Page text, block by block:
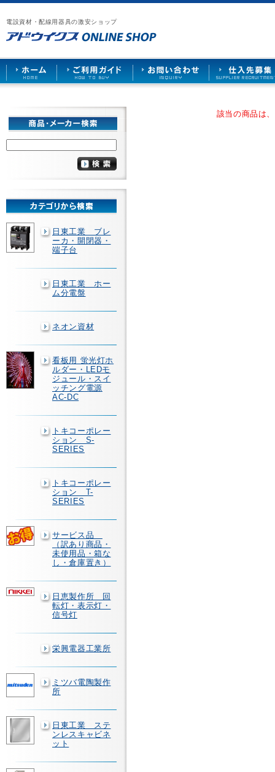
電設資材・配線用器具の激安ショップ
漏
電
ブ
レ
ー
カ
ー
や
照
ケ
ッ
ト
な
で
販
売
ア
ウ
イ
ス
HOME
ご
用
ガ
ド
お
い
合
せ
仕
先
募
日東工業 ブレ
ーカ・開閉器・
端子台
日東工業 ホー
ム分電盤
ネオン資材
看板用 蛍光灯ホ
ルダー・LEDモ
ジュール・スイ
ッチング電源
AC-DC
トキコーポレー
ション S-
SERIES
トキコーポレー
ション T-
SERIES
サービス品
（訳あり商品・
未使用品・箱な
し・倉庫置き）
日恵製作所 回
転灯・表示灯・
信号灯
栄興電器工業所
ミツバ電陶製作
所
日東工業 ステ
ンレスキャビネ
ット
該当の商品は